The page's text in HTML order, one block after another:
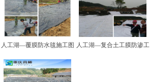
人工湖—覆膜防水毯施工图
例
人工湖—复合土工膜防渗工